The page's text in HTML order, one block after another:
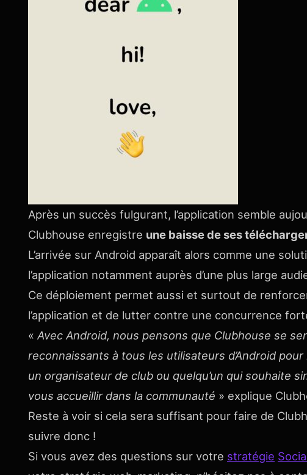
Après un succès fulgurant, l’application semble
Clubhouse enregistre une baisse de ses
L’arrivée sur Android apparaît alors comme une
l’application notamment auprès d’une plus large
Ce déploiement permet aussi et surtout de
l’application et de lutter contre une concurrence
« Avec Android, nous pensons que Clubhouse se
reconnaissants à tous les utilisateurs d’Android
un organisateur de club ou quelqu’un qui souhaite
vous accueillir dans la communauté » explique
Reste à voir si cela sera suffisant pour faire de
suivre donc !
Si vous avez des questions sur votre stratégie